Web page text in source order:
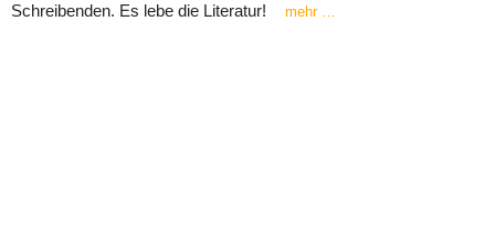
Schreibenden. Es lebe die Literatur!
mehr …